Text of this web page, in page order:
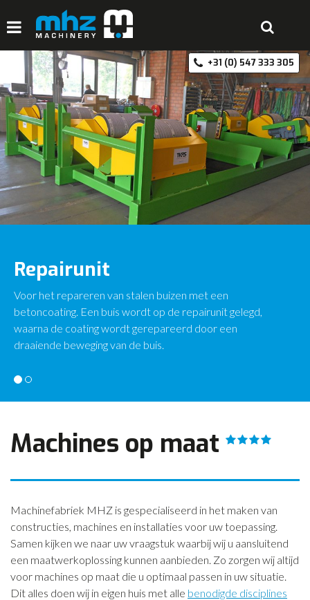
HOME
DISCIPLINES
PRODUCTEN
MACHINEVERHUUR
OVER MHZ
VACATURES
OFFERTE
CONTACT
Repairunit
Voor het repareren van stalen buizen met een
betoncoating. Een buis wordt op de repairunit gelegd,
waarna de coating wordt gerepareerd door een
draaiende beweging van de buis.
Machines op maat
Machinefabriek MHZ is gespecialiseerd in het maken van
constructies, machines en installaties voor uw toepassing.
Samen kijken we naar uw vraagstuk waarbij wij u aansluitend
een maatwerkoplossing kunnen aanbieden. Zo zorgen wij altijd
voor machines op maat die u optimaal passen in uw situatie.
Dit alles doen wij in eigen huis met alle benodigde disciplines